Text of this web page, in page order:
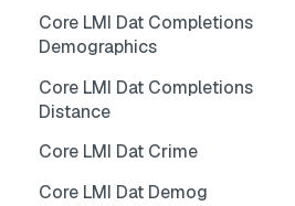
Core LMI Ref Csd Cd Prov
Core LMI Ref Csd Cma
Core LMI Detailed Ref Areaid
Core LMI Dat Occ Gender Age
Core LMI Dat Occ
Core LMI Dat Staffing
Core LMI Dat Completions
Demographics
Core LMI Dat Completions
Distance
Core LMI Dat Crime
Core LMI Dat Demog